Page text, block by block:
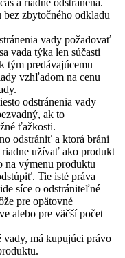
a riadne odstránená.
zbytočného odkladu
vady požadovať
vada týka len súčasti
tým predávajúcemu
vzhľadom na cenu
odstránenia vady
ak to
ťažkosti.
odstrániť a ktorá bráni
užívať ako produkt
na výmenu produktu
Tie isté práva
síce o odstrániteľné
pre opätovné
alebo pre väčší počet
má kupujúci právo